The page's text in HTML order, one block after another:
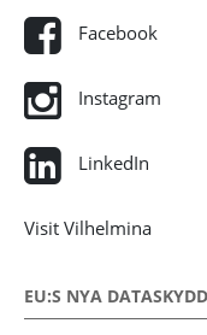
Facebook
Instagram
LinkedIn
Visit Vilhelmina
EU:S NYA